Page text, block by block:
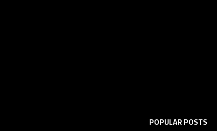
POPULAR POSTS